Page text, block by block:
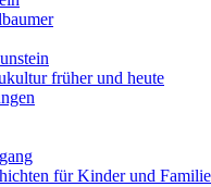
früher und heute
für Kinder und